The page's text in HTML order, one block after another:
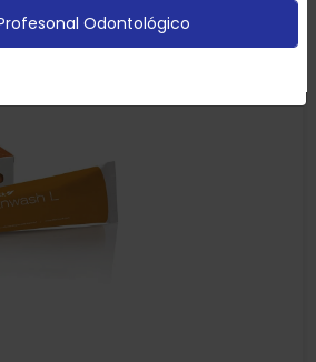
Odontológico